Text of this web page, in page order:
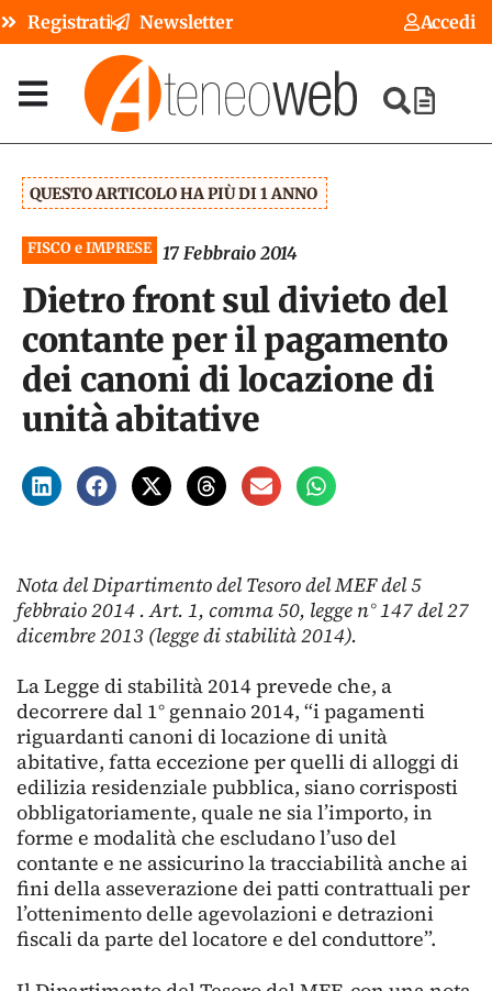
Registrati Newsletter Accedi
QUESTO ARTICOLO HA PIÙ DI 1 ANNO
FISCO e IMPRESE 17 Febbraio 2014
Dietro front sul divieto del
contante per il pagamento
dei canoni di locazione di
unità abitative
Nota del Dipartimento del Tesoro del MEF del 5
febbraio 2014 . Art. 1, comma 50, legge n° 147 del 27
dicembre 2013 (legge di stabilità 2014).
La Legge di stabilità 2014 prevede che, a
decorrere dal 1° gennaio 2014, “i pagamenti
riguardanti canoni di locazione di unità
abitative, fatta eccezione per quelli di alloggi di
edilizia residenziale pubblica, siano corrisposti
obbligatoriamente, quale ne sia l’importo, in
forme e modalità che escludano l’uso del
contante e ne assicurino la tracciabilità anche ai
fini della asseverazione dei patti contrattuali per
l’ottenimento delle agevolazioni e detrazioni
fiscali da parte del locatore e del conduttore”.